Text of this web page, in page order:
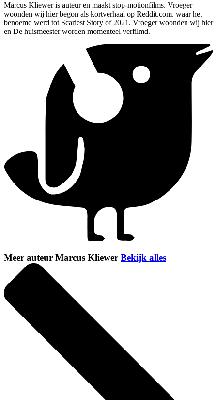
Marcus Kliewer is auteur en maakt stop-motionfilms. Vroeger
woonden wij hier begon als kortverhaal op Reddit.com, waar het
benoemd werd tot Scariest Story of 2021. Vroeger woonden wij hier
en De huismeester worden momenteel verfilmd.
Meer auteur Marcus Kliewer Bekijk alles